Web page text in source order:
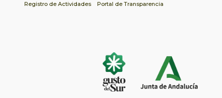
Registro de Actividades
Portal de Transparencia